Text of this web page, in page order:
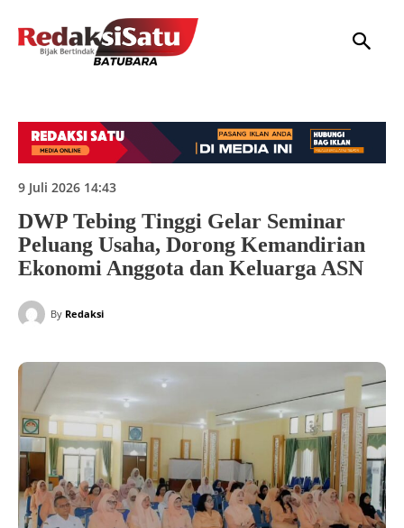
9 Juli 2026 14:43
DWP Tebing Tinggi Gelar Seminar
Peluang Usaha, Dorong Kemandirian
Ekonomi Anggota dan Keluarga ASN
By Redaksi